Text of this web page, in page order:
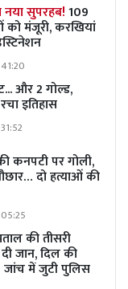
नया सुपरहब!109
को मंजूरी, करखियां
और 2 गोल्ड,
इतिहास
कनपटी पर गोली,
दो हत्याओं की
की तीसरी
जान, दिल की
जांच में जुटी पुलिस